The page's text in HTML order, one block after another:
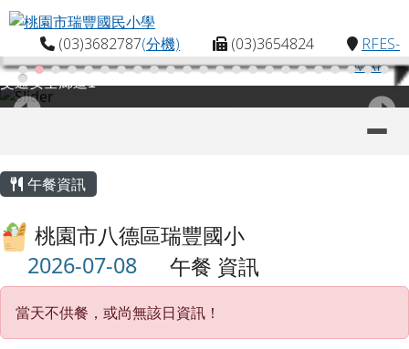
跳至主內容區
桃園市瑞豐國民小學
(03)3682787(分機) (03)3654824
RFES-
MAP
交通安全廊道1
主內容區域
午餐資訊
桃園市八德區瑞豐國小
午餐 資訊
當天不供餐，或尚無該日資訊！
頁尾區域